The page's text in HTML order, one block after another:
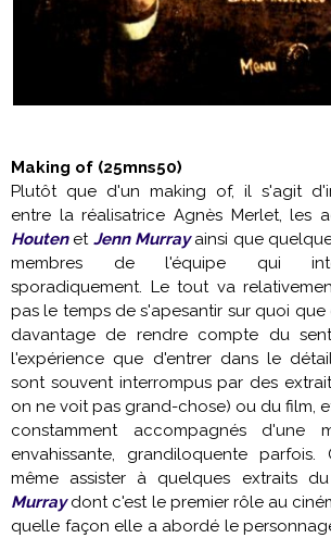
Making of (25mns50)
Plutôt que d'un making of, il s'agit
entre la réalisatrice Agnès Merlet, les
Houtenet Jenn Murrayainsi que
membres de l'équipe qui
sporadiquement. Le tout va
pas le temps de s'apesantir sur quoi
davantage de rendre compte du
l'expérience que d'entrer dans le
sont souvent interrompus par des
on ne voit pas grand-chose) ou du film,
constamment accompagnés d'une
envahissante, grandiloquente
même assister à quelques extraits
Murraydont c'est le premier rôle au
quelle façon elle a abordé le